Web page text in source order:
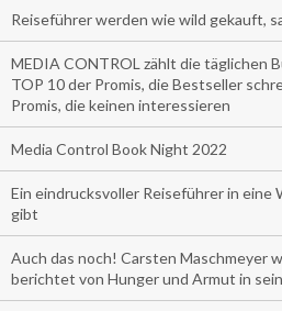
Reiseführer werden wie wild gekauft,
MEDIA CONTROL zählt die täglichen
TOP 10 der Promis, die Bestseller
Promis, die keinen interessieren
Media Control Book Night 2022
Ein eindrucksvoller Reiseführer in eine
gibt
Auch das noch! Carsten Maschmeyer
berichtet von Hunger und Armut in